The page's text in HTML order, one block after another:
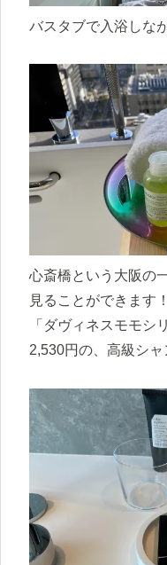
バスタブで入浴しな
心斎橋という大阪の
見ることができます
「ダヴィネスモモシ
2,530円の、高級シャ